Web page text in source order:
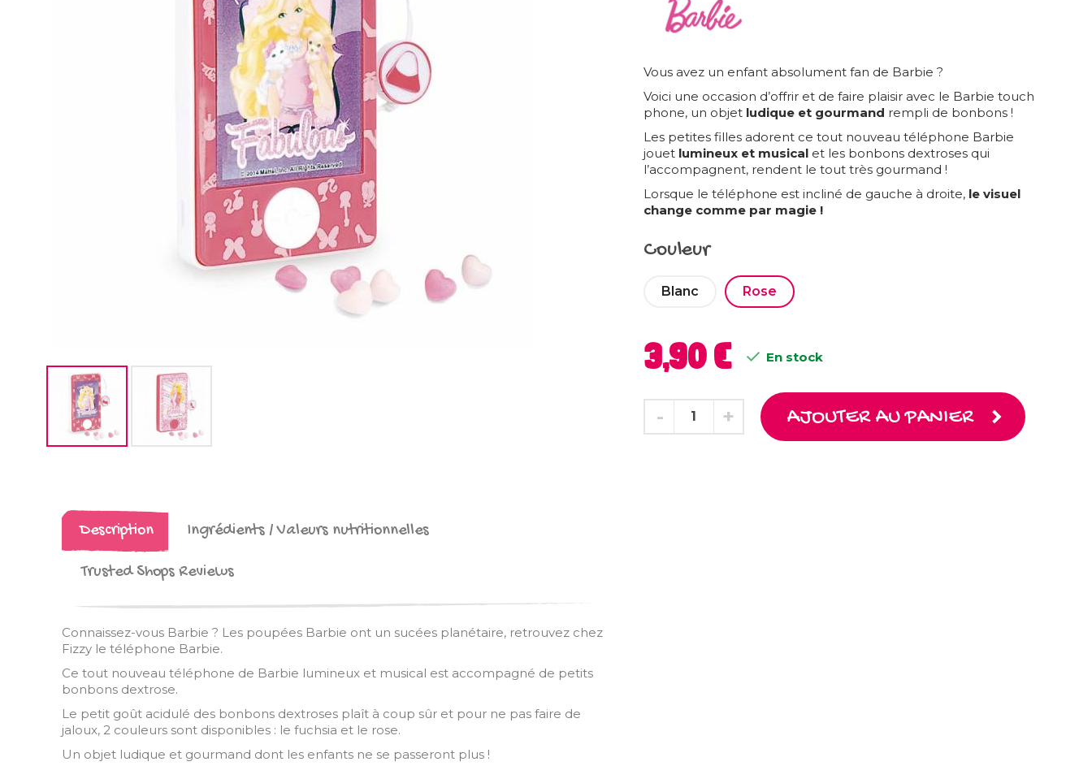
Vous avez un enfant absolument fan de Barbie ?
Voici une occasion d’offrir et de faire plaisir avec le Barbie touch
phone, un objet ludique et gourmand rempli de bonbons !
Les petites filles adorent ce tout nouveau téléphone Barbie
jouet lumineux et musicalet les bonbons dextroses qui
l’accompagnent, rendent le tout très gourmand !
Lorsque le téléphone est incliné de gauche à droite, le visuel
change comme par magie !
Couleur
Blanc Rose
3,90 €  En stock
AJOUTER AU PANIER
Description Ingrédients / Valeurs nutritionnelles
Trusted Shops Reviews
Connaissez-vous Barbie ? Les poupées Barbie ont un sucées planétaire, retrouvez chez
Fizzy le téléphone Barbie.
Ce tout nouveau téléphone de Barbie lumineux et musical est accompagné de petits
bonbons dextrose.
Le petit goût acidulé des bonbons dextroses plaît à coup sûr et pour ne pas faire de
jaloux, 2 couleurs sont disponibles : le fuchsia et le rose.
Un objet ludique et gourmand dont les enfants ne se passeront plus !